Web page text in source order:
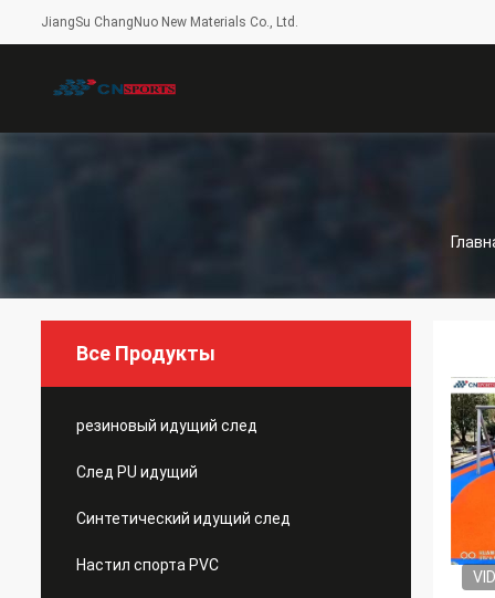
JiangSu ChangNuo New Materials Co., Ltd.
Все Продукты
резиновый идущий след
След PU идущий
Синтетический идущий след
Настил спорта PVC